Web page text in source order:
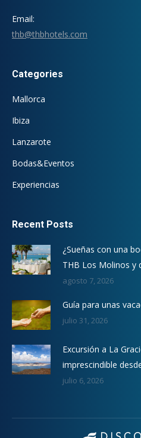
Email:
thb@thbhotels.com
Categories
Mallorca
Ibiza
Lanzarote
Bodas&Eventos
Experiencias
Recent Posts
¿Sueñas con una
THB Los Molinos y
agosto 7, 2026
Guía para unas
julio 31, 2026
Excursión a La
imprescindible
julio 6, 2026